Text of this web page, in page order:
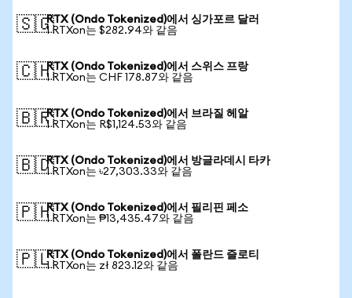
🇸🇬RTX (Ondo Tokenized)에서 싱가포르 달러
1 RTXon는 $282.94와 같음
🇨🇭RTX (Ondo Tokenized)에서 스위스 프랑
1 RTXon는 CHF 178.87와 같음
🇧🇷RTX (Ondo Tokenized)에서 브라질 헤알
1 RTXon는 R$1,124.53와 같음
🇧🇩RTX (Ondo Tokenized)에서 방글라데시 타카
1 RTXon는 ৳27,303.33와 같음
🇵🇭RTX (Ondo Tokenized)에서 필리핀 페소
1 RTXon는 ₱13,435.47와 같음
🇵🇱RTX (Ondo Tokenized)에서 폴란드 즐로티
1 RTXon는 zł 823.12와 같음